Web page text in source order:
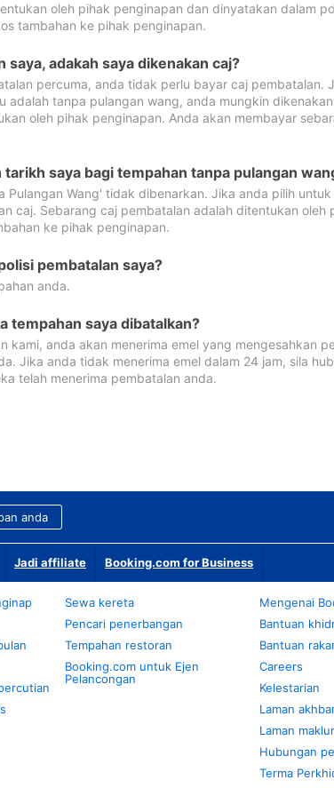
oleh pihak penginapan dan dinyatakan dalam
tambahan ke pihak penginapan.
adakah saya dikenakan caj?
percuma, anda tidak perlu bayar caj pembatalan.
tanpa pulangan wang, anda mungkin
oleh pihak penginapan. Anda akan membayar
saya bagi tempahan tanpa pulangan
Pulangan Wang' tidak dibenarkan. Jika anda pilih
caj. Sebarang caj pembatalan adalah ditentukan oleh
ke pihak penginapan.
pembatalan saya?
anda.
tempahan saya dibatalkan?
kami, anda akan menerima emel yang mengesahkan
Jika anda tidak menerima emel dalam 24 jam, sila
telah menerima pembatalan anda.
anda
Jadi affiliate Booking.com for Business
Sewa kereta
Pencari penerbangan
Tempahan restoran
Booking.com untuk Ejen
Pelancongan
Mengenai
Bantuan
Bantuan
Careers
Kelestarian
Laman
Laman
Hubungan
Terma